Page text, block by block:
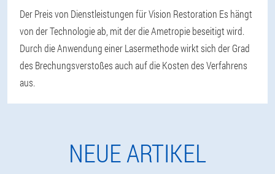
Der Preis von Dienstleistungen fürVision Restoration Es hängt
von der Technologie ab, mit der die Ametropie beseitigt wird.
Durch die Anwendung einer Lasermethode wirkt sich der Grad
des Brechungsverstoßes auch auf die Kosten des Verfahrens
aus.
NEUE ARTIKEL